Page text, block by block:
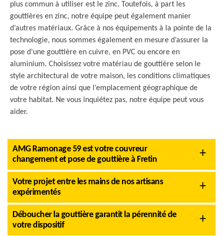
plus commun à utiliser est le zinc. Toutefois, à part les
gouttières en zinc, notre équipe peut également manier
d’autres matériaux. Grâce à nos équipements à la pointe de la
technologie, nous sommes également en mesure d’assurer la
pose d’une gouttière en cuivre, en PVC ou encore en
aluminium. Choisissez votre matériau de gouttière selon le
style architectural de votre maison, les conditions climatiques
de votre région ainsi que l’emplacement géographique de
votre habitat. Ne vous inquiétez pas, notre équipe peut vous
aider.
AMG Ramonage 59 est votre couvreur
changement et pose de gouttière à Fretin
Votre projet entre les mains de nos artisans
expérimentés
Déboucher la gouttière garantit la pérennité de
votre dispositif